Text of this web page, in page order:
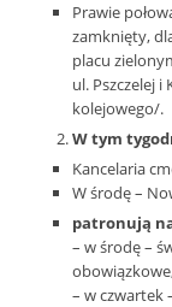
Prawie
zamknięty,
placu
ul. Pszczelej
kolejowego/.
W tym
Kancelaria
W środę –
patronują
– w środę –
– w czwartek